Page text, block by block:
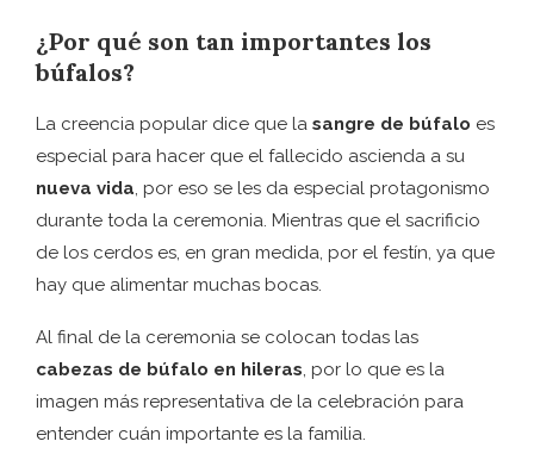
¿Por qué son tan importantes los
búfalos?
La creencia popular dice que la sangre de búfalo es
especial para hacer que el fallecido ascienda a su
nueva vida, por eso se les da especial protagonismo
durante toda la ceremonia. Mientras que el sacrificio
de los cerdos es, en gran medida, por el festín, ya que
hay que alimentar muchas bocas.
Al final de la ceremonia se colocan todas las
cabezas de búfalo en hileras, por lo que es la
imagen más representativa de la celebración para
entender cuán importante es la familia.